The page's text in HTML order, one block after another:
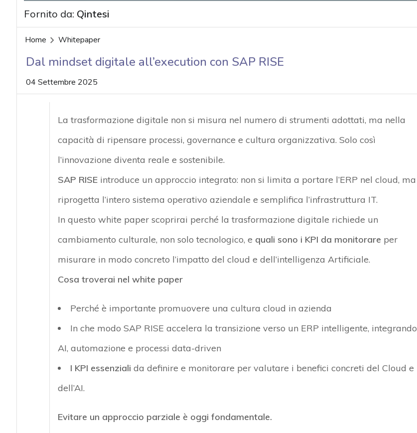
Fornito da: Qintesi
Home Whitepaper
Dal mindset digitale all’execution con SAP RISE
04 Settembre 2025
La trasformazione digitale non si misura nel numero di strumenti adottati, ma nella
capacità di ripensare processi, governance e cultura organizzativa. Solo così
l’innovazione diventa reale e sostenibile.
SAP RISE introduce un approccio integrato: non si limita a portare l’ERP nel cloud, ma
riprogetta l’intero sistema operativo aziendale e semplifica l’infrastruttura IT.
In questo white paper scoprirai perché la trasformazione digitale richiede un
cambiamento culturale, non solo tecnologico, e quali sono i KPI da monitorare per
misurare in modo concreto l’impatto del cloud e dell’intelligenza Artificiale.
Cosa troverai nel white paper
Perché è importante promuovere una cultura cloud in azienda
In che modo SAP RISE accelera la transizione verso un ERP intelligente, integrando
AI, automazione e processi data-driven
I KPI essenziali da definire e monitorare per valutare i benefici concreti del Cloud e
dell’AI.
Evitare un approccio parziale è oggi fondamentale.